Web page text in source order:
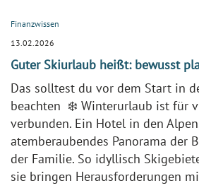
Finanzwissen
13.02.2026
Guter Skiurlaub heißt: bewusst
Das solltest du vor dem Start in
beachten ❄️ Winterurlaub ist für
verbunden. Ein Hotel in den
atemberaubendes Panorama der
der Familie. So idyllisch
sie bringen Herausforderungen